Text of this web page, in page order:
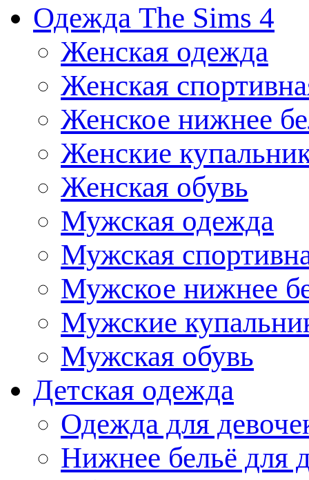
Одежда The Sims 4
Женская одежда
Женская
Женское нижнее
Женские
Женская обувь
Мужская одежда
Мужская
Мужское нижнее
Мужские
Мужская обувь
Детская одежда
Одежда для
Нижнее бельё для